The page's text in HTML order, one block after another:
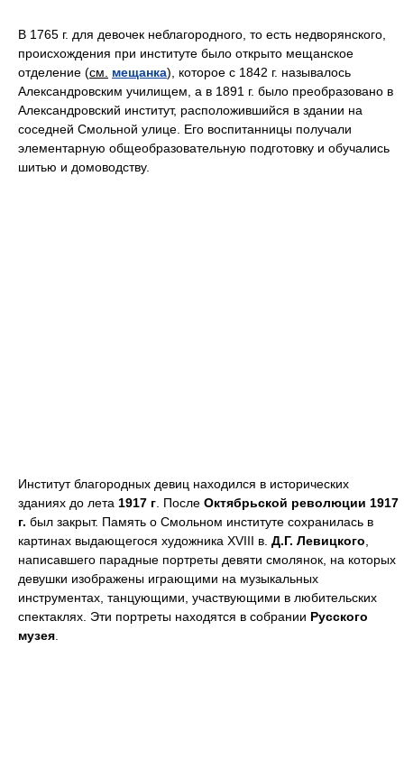
В 1765 г. для девочек неблагородного, то есть недворянского,
происхождения при институте было открыто мещанское
отделение (см. мещанка), которое с 1842 г. называлось
Александровским училищем, а в 1891 г. было преобразовано в
Александровский институт, расположившийся в здании на
соседней Смольной улице. Его воспитанницы получали
элементарную общеобразовательную подготовку и обучались
шитью и домоводству.
Институт благородных девиц находился в исторических
зданиях до лета 1917 г . После Октябрьской революции 1917
г. был закрыт. Память о Смольном институте сохранилась в
картинах выдающегося художника XVIII в. Д.Г. Левицкого
написавшего парадные портреты девяти смолянок, на которых
девушки изображены играющими на музыкальных
инструментах, танцующими, участвующими в любительских
спектаклях. Эти портреты находятся в собрании Русского
музея